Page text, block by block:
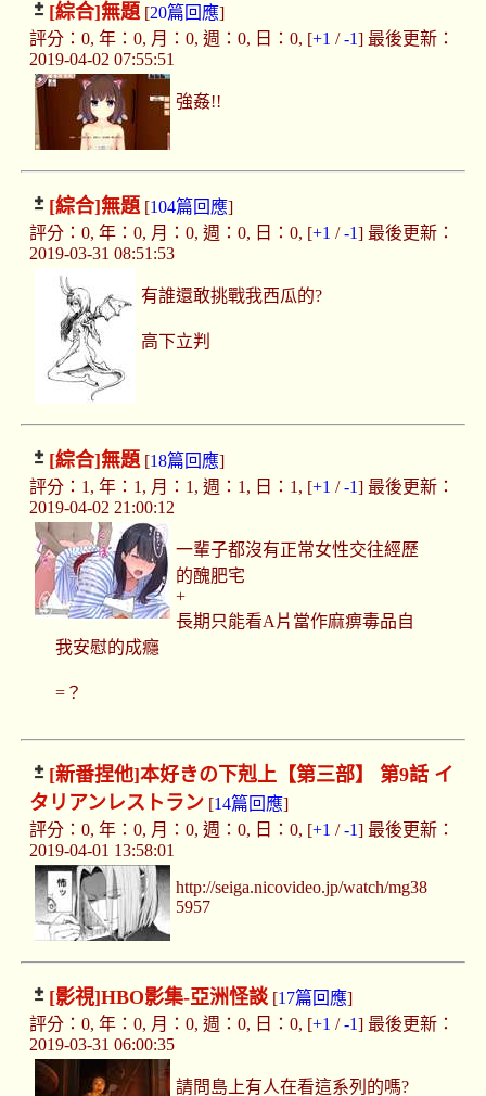
[綜合]無題[20篇回應]
評分：0, 年：0, 月：0, 週：0, 日：0, [+1 /-1] 最後更新：
2019-04-02 07:55:51
強姦!!
[綜合]無題[104篇回應]
評分：0, 年：0, 月：0, 週：0, 日：0, [+1 /-1] 最後更新：
2019-03-31 08:51:53
有誰還敢挑戰我西瓜的?
高下立判
[綜合]無題[18篇回應]
評分：1, 年：1, 月：1, 週：1, 日：1, [+1 /-1] 最後更新：
2019-04-02 21:00:12
一輩子都沒有正常女性交往經歷
的醜肥宅
+
長期只能看A片當作麻痹毒品自
我安慰的成癮
=？
[新番捏他]本好きの下剋上【第三部】 第9話 イ
タリアンレストラン[14篇回應]
評分：0, 年：0, 月：0, 週：0, 日：0, [+1 /-1] 最後更新：
2019-04-01 13:58:01
http://seiga.nicovideo.jp/watch/mg38
5957
[影視]HBO影集-亞洲怪談[17篇回應]
評分：0, 年：0, 月：0, 週：0, 日：0, [+1 /-1] 最後更新：
2019-03-31 06:00:35
請問島上有人在看這系列的嗎?